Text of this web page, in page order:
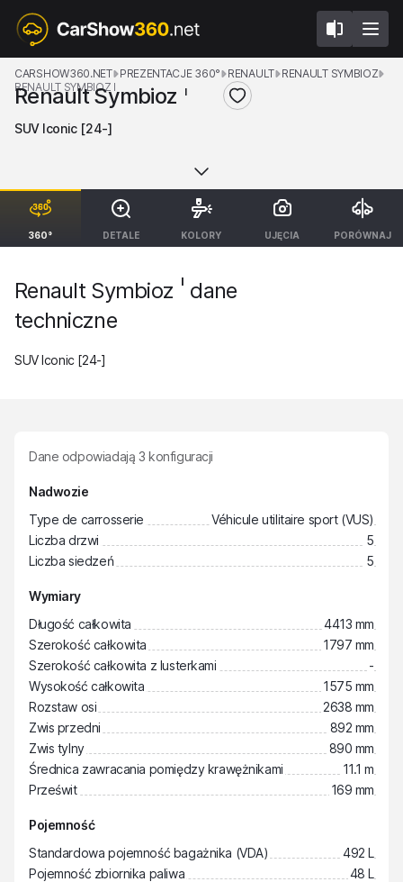
360° DETALE KOLORY UJĘCIA PORÓWNAJ
CARSHOW360.NET PREZENTACJE 360° RENAULT
RENAULT SYMBIOZ
RENAULT SYMBIOZ I
Renault Symbioz I
SUV Iconic [24-]
Renault Symbioz I dane
techniczne
SUV Iconic [24-]
Dane odpowiadają 3 konfiguracji
Nadwozie
Type de carrosserie
Véhicule utilitaire sport (VUS)
Liczba drzwi
5
Liczba siedzeń
5
Wymiary
Długość całkowita
4413 mm
Szerokość całkowita
1797 mm
Szerokość całkowita z lusterkami
-
Wysokość całkowita
1575 mm
Rozstaw osi
2638 mm
Zwis przedni
892 mm
Zwis tylny
890 mm
Średnica zawracania pomiędzy krawężnikami
11.1 m
Prześwit
169 mm
Pojemność
Standardowa pojemność bagażnika (VDA)
492 L
Pojemność zbiornika paliwa
48 L